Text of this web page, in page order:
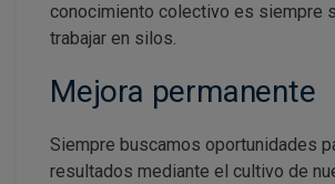
conocimiento colectivo es siempre
trabajar en silos.
Mejora permanente
Siempre buscamos oportunidades
resultados mediante el cultivo de